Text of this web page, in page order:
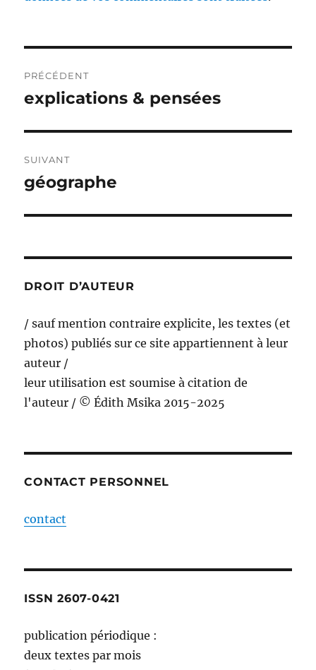
de
PRÉCÉDENT
Publication
explications & pensées
SUIVANT
Publication
géographe
DROIT D’AUTEUR
/ sauf mention contraire explicite, les textes (et
photos) publiés sur ce site appartiennent à leur
auteur /
leur utilisation est soumise à citation de
l'auteur / © Édith Msika 2015-2025
CONTACT PERSONNEL
contact
ISSN 2607-0421
publication périodique :
deux textes par mois